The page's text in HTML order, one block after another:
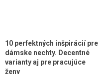
10 perfektných inšpirácií pre
dámske nechty. Decentné
varianty aj pre pracujúce
ženy